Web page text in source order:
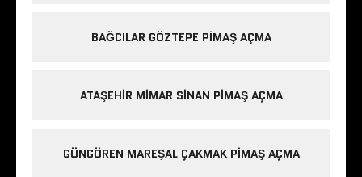
BAĞCILAR GÖZTEPE PIMAŞ AÇMA
ATAŞEHIR MIMAR SINAN PIMAŞ AÇMA
GÜNGÖREN MAREŞAL ÇAKMAK PIMAŞ AÇMA